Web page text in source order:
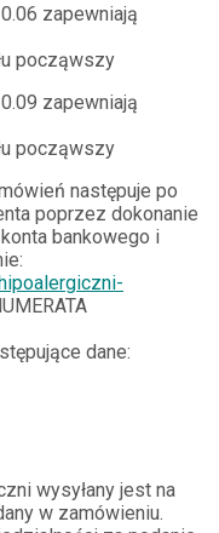
zapewniają
począwszy
zapewniają
począwszy
następuje po
poprzez dokonanie
bankowego i
dane:
wysyłany jest na
w zamówieniu.